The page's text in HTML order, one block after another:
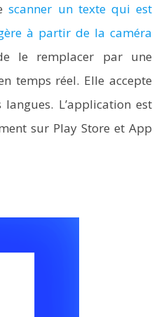
scanner un texte qui est
à partir de la caméra
le remplacer par une
temps réel. Elle accepte
L’application est
sur Play Store et App